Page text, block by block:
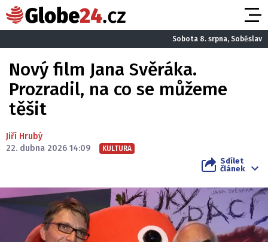
Sobota 8. srpna, Soběslav
Nový film Jana Svěráka.
Prozradil, na co se můžeme
těšit
Jiří Hrubý
22. dubna 2026 14:09
KULTURA
Sdílet
článek